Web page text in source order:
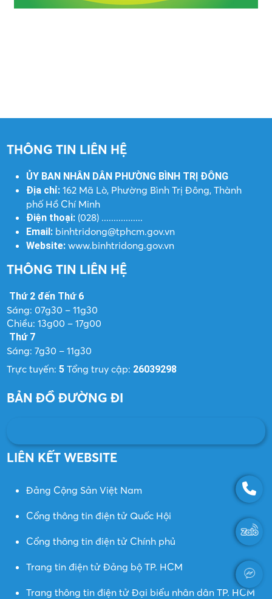
THÔNG TIN LIÊN HỆ
ỦY BAN NHÂN DÂN PHƯỜNG BÌNH TRỊ ĐÔNG
Địa chỉ: 162 Mã Lò, Phường Bình Trị Đông, Thành
phố Hồ Chí Minh
Điện thoại: (028) .................
Email: binhtridong@tphcm.gov.vn
Website: www.binhtridong.gov.vn
THÔNG TIN LIÊN HỆ
Thứ 2 đến Thứ 6
Sáng: 07g30 – 11g30
Chiều: 13g00 – 17g00
Thứ 7
Sáng: 7g30 – 11g30
Trực tuyến:5 Tổng truy cập: 26039298
BẢN ĐỒ ĐƯỜNG ĐI
LIÊN KẾT WEBSITE
Đảng Cộng Sản Việt Nam
Cổng thông tin điện tử Quốc Hội
Cổng thông tin điện tử Chính phủ
Trang tin điện tử Đảng bộ TP. HCM
Trang thông tin điện tử Đại biểu nhân dân TP. HCM